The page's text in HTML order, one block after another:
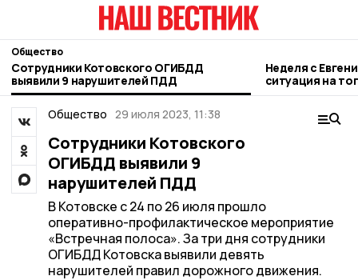
Общество
Сотрудники Котовского ОГИБДД
выявили 9 нарушителей ПДД
Неделя с
ситуация на
городе и
Общество 29 июля 2023, 11:38
Сотрудники Котовского
ОГИБДД выявили 9
нарушителей ПДД
В Котовске с 24 по 26 июля прошло
оперативно-профилактическое мероприятие
«Встречная полоса». За три дня сотрудники
ОГИБДД Котовска выявили девять
нарушителей правил дорожного движения.